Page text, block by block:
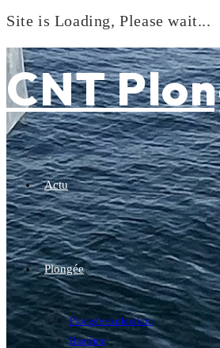
Site is Loading, Please wait...
to
content
CNT
Actu
Plongée
Plongée exploration
Baptême